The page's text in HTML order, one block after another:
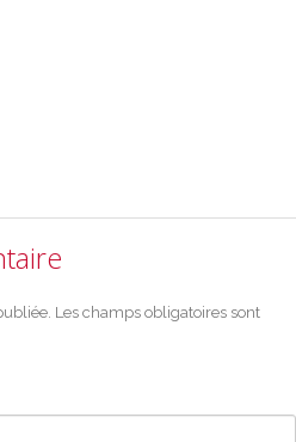
Les champs obligatoires sont